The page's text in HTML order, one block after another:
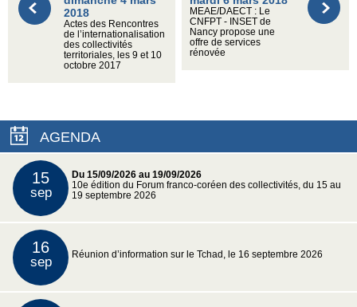
2018
Actes des Rencontres
de l’internationalisation
des collectivités
territoriales, les 9 et 10
octobre 2017
MEAE/DAECT : Le
CNFPT - INSET de
Nancy propose une
offre de services
rénovée
AGENDA
15
sep
Du 15/09/2026 au 19/09/2026
10e édition du Forum franco-coréen des collectivités, du 15 au
19 septembre 2026
16
sep Réunion d’information sur le Tchad, le 16 septembre 2026